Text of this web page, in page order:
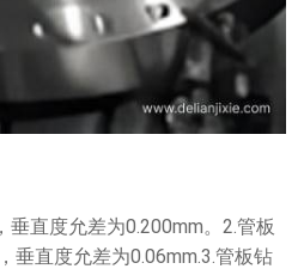
垂直度允差为0.200mm。2.管板
垂直度允差为0.06mm.3.管板钻